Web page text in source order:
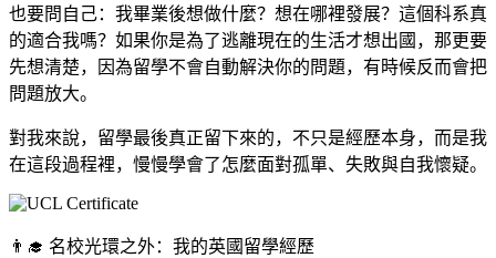
也要問自己：我畢業後想做什麼？想在哪裡發展？這個科系真
的適合我嗎？如果你是為了逃離現在的生活才想出國，那更要
先想清楚，因為留學不會自動解決你的問題，有時候反而會把
問題放大。
對我來說，留學最後真正留下來的，不只是經歷本身，而是我
在這段過程裡，慢慢學會了怎麼面對孤單、失敗與自我懷疑。
👨‍🎓 名校光環之外：我的英國留學經歷